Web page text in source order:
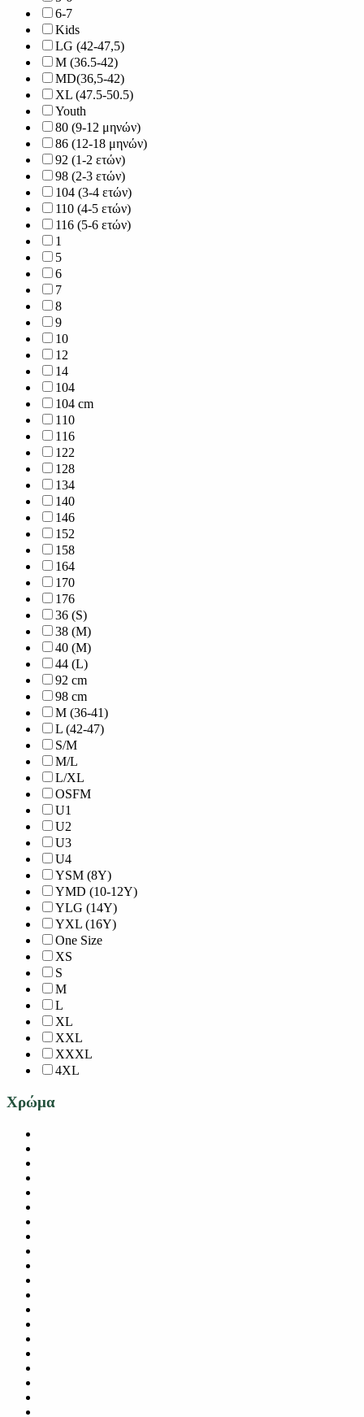
6-7
Kids
LG (42-47,5)
M (36.5-42)
MD(36,5-42)
XL (47.5-50.5)
Youth
80 (9-12 μηνών)
86 (12-18 μηνών)
92 (1-2 ετών)
98 (2-3 ετών)
104 (3-4 ετών)
110 (4-5 ετών)
116 (5-6 ετών)
1
5
6
7
8
9
10
12
14
104
104 cm
110
116
122
128
134
140
146
152
158
164
170
176
36 (S)
38 (M)
40 (M)
44 (L)
92 cm
98 cm
M (36-41)
L (42-47)
S/M
M/L
L/XL
OSFM
U1
U2
U3
U4
YSM (8Y)
YMD (10-12Y)
YLG (14Y)
YXL (16Y)
One Size
XS
S
M
L
XL
XXL
XXXL
4XL
Χρώμα